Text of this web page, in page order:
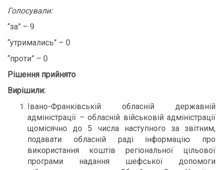
Голосували:
“за” – 9
“утримались” – 0
“проти” – 0
Рішення прийнято
Вирішили:
Івано-Франківській обласній державній
адміністрації – обласній військовій адміністрації
щомісячно до 5 числа наступного за звітним,
подавати обласній раді інформацію про
використання коштів регіональної цільової
програми надання шефської допомоги